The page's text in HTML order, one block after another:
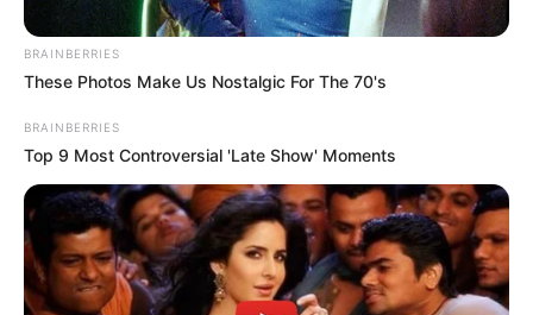
polarización y más diálogo”
BRAINBERRIES
These Photos Make Us Nostalgic For The 70's
BRAINBERRIES
Top 9 Most Controversial 'Late Show' Moments